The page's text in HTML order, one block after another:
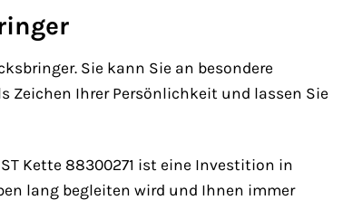
Sie kann Sie an besondere
Zeichen Ihrer Persönlichkeit und lassen Sie
Kette 88300271 ist eine Investition in
lang begleiten wird und Ihnen immer